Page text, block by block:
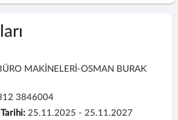
MAKİNELERİ-OSMAN BURAK
3846004
25.11.2025 - 25.11.2027